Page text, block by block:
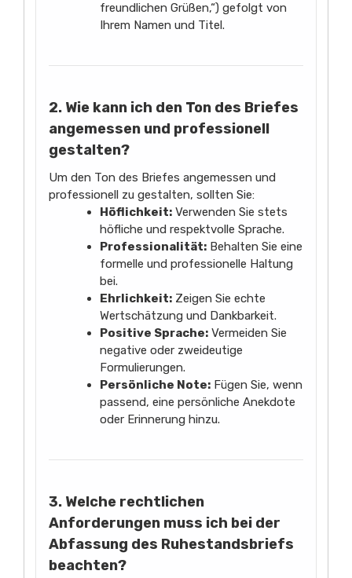
freundlichen Grüßen,“) gefolgt von
Ihrem Namen und Titel.
2. Wie kann ich den Ton des Briefes
angemessen und professionell
gestalten?
Um den Ton des Briefes angemessen und
professionell zu gestalten, sollten Sie:
Höflichkeit: Verwenden Sie stets
höfliche und respektvolle Sprache.
Professionalität: Behalten Sie eine
formelle und professionelle Haltung
bei.
Ehrlichkeit: Zeigen Sie echte
Wertschätzung und Dankbarkeit.
Positive Sprache: Vermeiden Sie
negative oder zweideutige
Formulierungen.
Persönliche Note: Fügen Sie, wenn
passend, eine persönliche Anekdote
oder Erinnerung hinzu.
3. Welche rechtlichen
Anforderungen muss ich bei der
Abfassung des Ruhestandsbriefs
beachten?